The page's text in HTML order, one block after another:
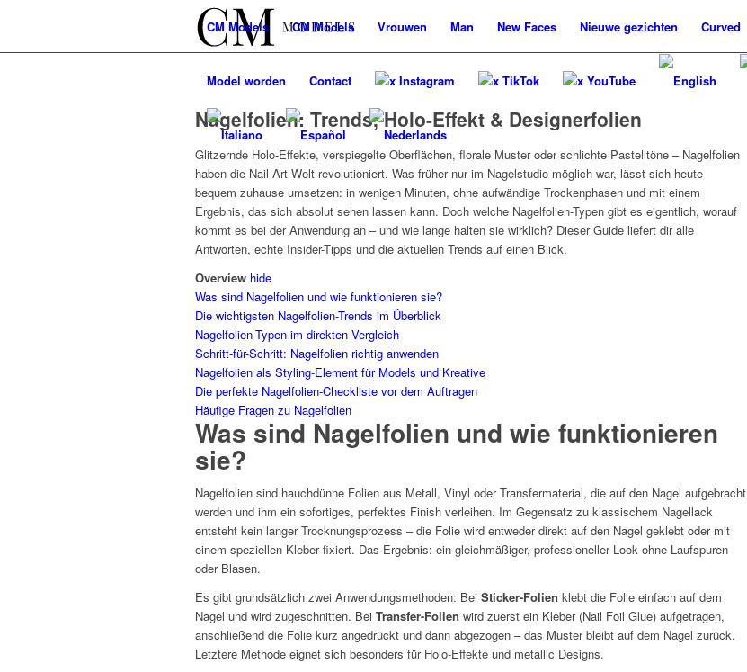
CMModels CMModels Vrouwen Man New Faces Nieuwe gezichten Curved
Model worden Contact x Instagram x TikTok x YouTube
Nagelfolien: Trends, Holo-Effekt & Designerfolien
Glitzernde Holo-Effekte, verspiegelte Oberflächen, florale Muster oder schlichte Pastelltöne – Nagelfolien
haben die Nail-Art-Welt revolutioniert. Was früher nur im Nagelstudio möglich war, lässt sich heute
bequem zuhause umsetzen: in wenigen Minuten, ohne aufwändige Trockenphasen und mit einem
Ergebnis, das sich absolut sehen lassen kann. Doch welche Nagelfolien-Typen gibt es eigentlich, worauf
kommt es bei der Anwendung an – und wie lange halten sie wirklich? Dieser Guide liefert dir alle
Antworten, echte Insider-Tipps und die aktuellen Trends auf einen Blick.
Overview hide
Was sind Nagelfolien und wie funktionieren sie?
Die wichtigsten Nagelfolien-Trends im Überblick
Nagelfolien-Typen im direkten Vergleich
Schritt-für-Schritt: Nagelfolien richtig anwenden
Nagelfolien als Styling-Element für Models und Kreative
Die perfekte Nagelfolien-Checkliste vor dem Auftragen
Häufige Fragen zu Nagelfolien
Was sind Nagelfolien und wie funktionieren
sie?
Nagelfolien sind hauchdünne Folien aus Metall, Vinyl oder Transfermaterial, die auf den Nagel aufgebracht
werden und ihm ein sofortiges, perfektes Finish verleihen. Im Gegensatz zu klassischem Nagellack
entsteht kein langer Trocknungsprozess – die Folie wird entweder direkt auf den Nagel geklebt oder mit
einem speziellen Kleber fixiert. Das Ergebnis: ein gleichmäßiger, professioneller Look ohne Laufspuren
oder Blasen.
Es gibt grundsätzlich zwei Anwendungsmethoden: Bei Sticker-Folien klebt die Folie einfach auf dem
Nagel und wird zugeschnitten. Bei Transfer-Folien wird zuerst ein Kleber (Nail Foil Glue) aufgetragen,
anschließend die Folie kurz angedrückt und dann abgezogen – das Muster bleibt auf dem Nagel zurück.
Letztere Methode eignet sich besonders für Holo-Effekte und metallic Designs.